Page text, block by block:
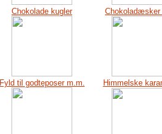
Chokolade kugler Chokoladæsker
Fyld til godteposer m.m. Himmelske